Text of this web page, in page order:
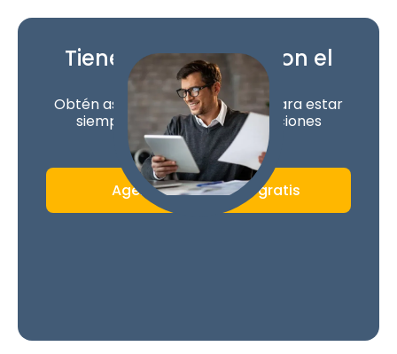
Tienes pendientes con el
SRI
Obtén asesoría personalizada para estar
siempre al día con tus obligaciones
tributarias.
Agenda tu asesoría gratis